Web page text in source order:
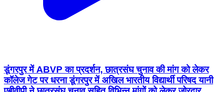
डूंगरपुर में ABVP का प्रदर्शन, छात्रसंघ चुनाव की मांग को लेकर
कॉलेज गेट पर धरना डूंगरपुर में अखिल भारतीय विद्यार्थी परिषद यानी